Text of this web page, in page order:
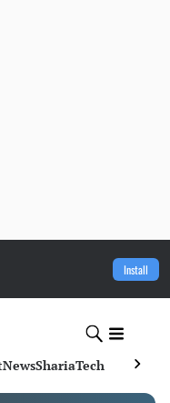
Install
NewsShariaTech